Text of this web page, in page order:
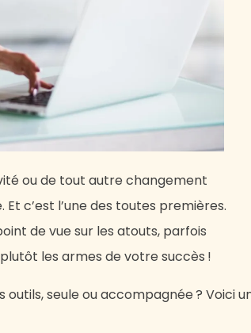
ou de tout autre changement
c’est l’une des toutes premières.
de vue sur les atouts, parfois
les armes de votre succès !
seule ou accompagnée ? Voici